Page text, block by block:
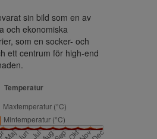
sin bild som en av
och ekonomiska
som en socker- och
ett centrum för high-end